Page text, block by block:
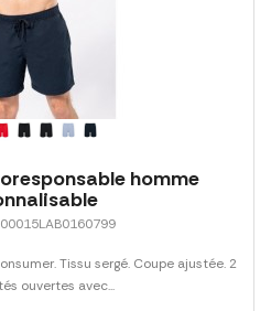
homme
Tissu sergé. Coupe ajustée. 2
ouvertes avec...